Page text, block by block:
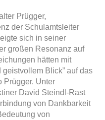
Prügger,
der Schulamtsleiter
sich in seiner
großen Resonanz auf
hätten mit
geistvollem Blick” auf das
Prügger. Unter
David Steindl-Rast
von Dankbarkeit
von